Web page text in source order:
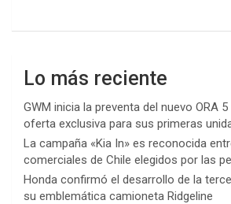
Lo más reciente
GWM inicia la preventa del nuevo ORA
oferta exclusiva para sus primeras
La campaña «Kia In» es reconocida
comerciales de Chile elegidos por las
Honda confirmó el desarrollo de la
su emblemática camioneta Ridgeline